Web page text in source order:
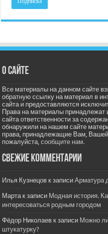
О сайте
Все материалы на данном сайте
обратную ссылку на материал в
сайта и предоставляются
Права на материалы
сайта ответственности за
обнаружили на нашем сайте
права, принадлежащие Вам, Вашей
пожалуйста,сообщите нам.
Свежие комментарии
Илья Кузнецов к записиАрматура
Мартак записи Модная история.
интересоваться родным городом
Фёдор Николаев к записи Можно
штукатурку?